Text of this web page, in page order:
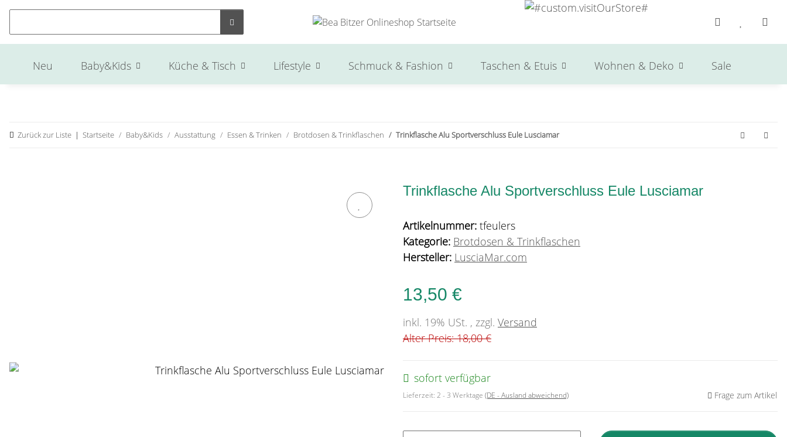
Neu Baby&Kids Küche & Tisch Lifestyle Schmuck & Fashion Taschen & Etuis Wohnen & Deko Sale
Zurück zur Liste Startseite Baby&Kids Ausstattung Essen & Trinken Brotdosen & Trinkflaschen Trinkflasche Alu Sportverschluss Eule Lusciamar
Trinkflasche Alu Sportverschluss Eule Lusciamar
Artikelnummer: tfeulers
Kategorie: Brotdosen & Trinkflaschen
Hersteller: LusciaMar.com
13,50 €
inkl. 19% USt. , zzgl. Versand
Alter Preis: 18,00 €
sofort verfügbar
Lieferzeit: 2 - 3 Werktage (DE - Ausland abweichend) Frage zum Artikel